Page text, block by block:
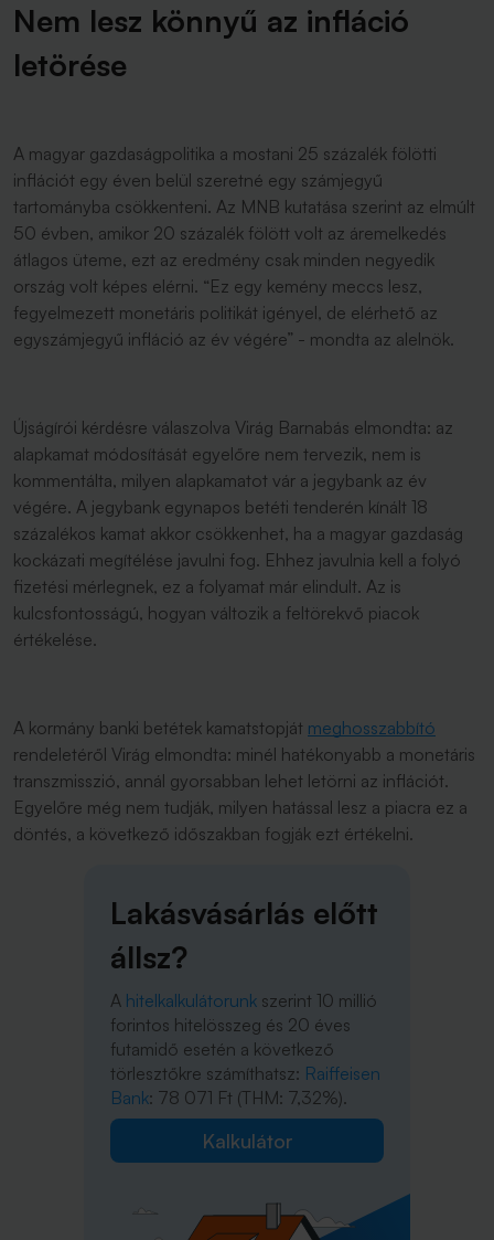
Nem lesz könnyű az infláció
letörése
A magyar gazdaságpolitika a mostani 25 százalék fölötti
inflációt egy éven belül szeretné egy számjegyű
tartományba csökkenteni. Az MNB kutatása szerint az elmúlt
50 évben, amikor 20 százalék fölött volt az áremelkedés
átlagos üteme, ezt az eredmény csak minden negyedik
ország volt képes elérni. “Ez egy kemény meccs lesz,
fegyelmezett monetáris politikát igényel, de elérhető az
egyszámjegyű infláció az év végére” - mondta az alelnök.
Újságírói kérdésre válaszolva Virág Barnabás elmondta: az
alapkamat módosítását egyelőre nem tervezik, nem is
kommentálta, milyen alapkamatot vár a jegybank az év
végére. A jegybank egynapos betéti tenderén kínált 18
százalékos kamat akkor csökkenhet, ha a magyar gazdaság
kockázati megítélése javulni fog. Ehhez javulnia kell a folyó
fizetési mérlegnek, ez a folyamat már elindult. Az is
kulcsfontosságú, hogyan változik a feltörekvő piacok
értékelése.
A kormány banki betétek kamatstopját meghosszabbító
rendeletéről Virág elmondta: minél hatékonyabb a monetáris
transzmisszió, annál gyorsabban lehet letörni az inflációt.
Egyelőre még nem tudják, milyen hatással lesz a piacra ez a
döntés, a következő időszakban fogják ezt értékelni.
Lakásvásárlás előtt
állsz?
A hitelkalkulátorunk szerint 10 millió
forintos hitelösszeg és 20 éves
futamidő esetén a következő
törlesztőkre számíthatsz: Raiffeisen
Bank: 78 071 Ft (THM: 7,32%).
Kalkulátor